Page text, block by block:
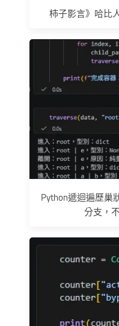
柿子影言》哈比
Python遞迴遍歷巢
分支，